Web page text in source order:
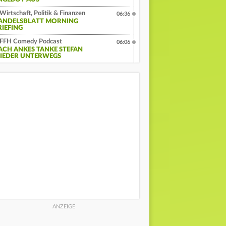
Wirtschaft, Politik & Finanzen
MORNING
06:36
FFH Comedy Podcast
ANKES TANKE STEFAN
UNTERWEGS
06:06